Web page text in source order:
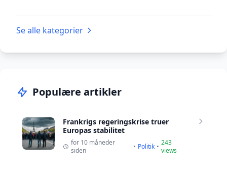
Se alle kategorier
Populære artikler
Frankrigs regeringskrise truer
Europas stabilitet
for 10 måneder
siden
• Politik • 243
views